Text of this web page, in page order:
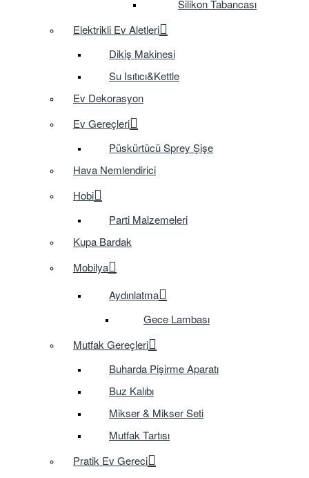
Silikon Tabancası
Elektrikli Ev Aletleri
Dikiş Makinesi
Su Isıtıcı&Kettle
Ev Dekorasyon
Ev Gereçleri
Püskürtücü Sprey Şişe
Hava Nemlendirici
Hobi
Parti Malzemeleri
Kupa Bardak
Mobilya
Aydınlatma
Gece Lambası
Mutfak Gereçleri
Buharda Pişirme Aparatı
Buz Kalıbı
Mikser & Mikser Seti
Mutfak Tartısı
Pratik Ev Gereci